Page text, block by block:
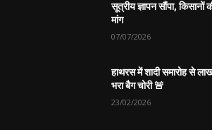
सूत्रीय ज्ञापन सौंपा,
मांग
07/07/2026
हाथरस में शादी समारोह से
भरा बैग चोरी 🚨
23/02/2026